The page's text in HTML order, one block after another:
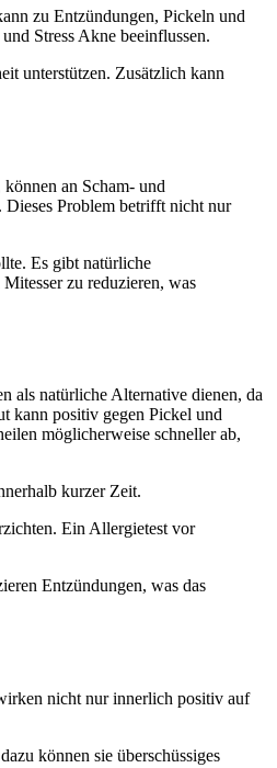
zu Entzündungen, Pickeln und
Stress Akne beeinflussen.
unterstützen. Zusätzlich kann
an Scham- und
Dieses Problem betrifft nicht nur
Es gibt natürliche
zu reduzieren, was
als natürliche Alternative dienen, da
kann positiv gegen Pickel und
möglicherweise schneller ab,
kurzer Zeit.
Ein Allergietest vor
Entzündungen, was das
nicht nur innerlich positiv auf
können sie überschüssiges